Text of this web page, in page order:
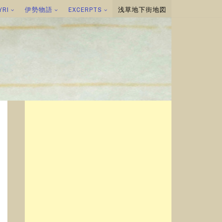
伊勢物語 EXCERPTS 浅草地下街地図